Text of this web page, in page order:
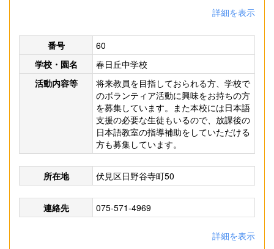
詳細を表示
番号
60
学校・園名
春日丘中学校
活動内容等
将来教員を目指しておられる方、学校で
のボランティア活動に興味をお持ちの方
を募集しています。また本校には日本語
支援の必要な生徒もいるので、放課後の
日本語教室の指導補助をしていただける
方も募集しています。
所在地 伏見区日野谷寺町50
連絡先 075-571-4969
詳細を表示